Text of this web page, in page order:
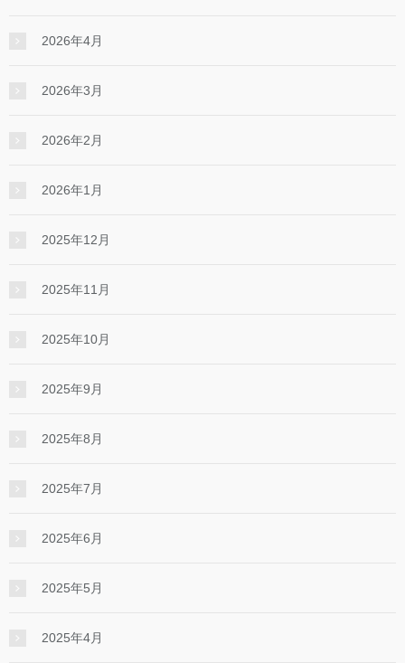
2026年4月
2026年3月
2026年2月
2026年1月
2025年12月
2025年11月
2025年10月
2025年9月
2025年8月
2025年7月
2025年6月
2025年5月
2025年4月